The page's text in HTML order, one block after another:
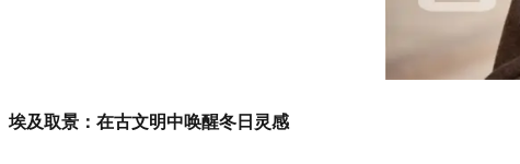
埃及取景：在古文明中唤醒冬日灵感